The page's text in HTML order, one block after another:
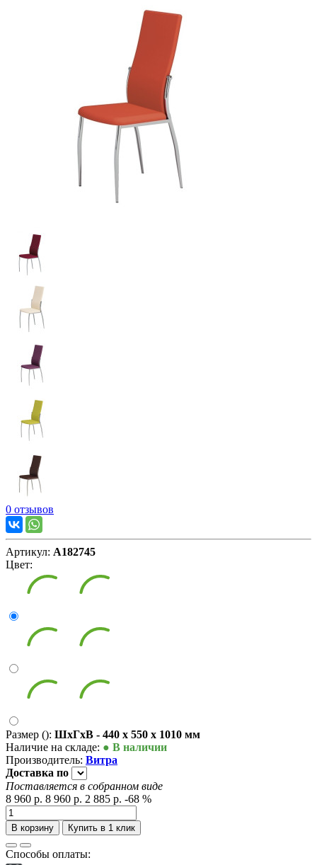
0 отзывов
Артикул: А182745
Цвет:
Размер (): ШxГxВ - 440 x 550 x 1010 мм
Наличие на складе: ● В наличии
Производитель: Витра
Доставка по
Поставляется в собранном виде
8 960 р. 8 960 р. 2 885 р. -68 %
В корзину Купить в 1 клик
Способы оплаты: